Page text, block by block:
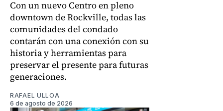
Con un nuevo Centro en pleno
downtown de Rockville, todas las
comunidades del condado
contarán con una conexión con su
historia y herramientas para
preservar el presente para futuras
generaciones.
RAFAEL ULLOA
6 de agosto de 2026